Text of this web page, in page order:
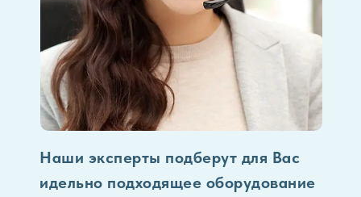
Наши эксперты подберут для Вас
идельно подходящее оборудование